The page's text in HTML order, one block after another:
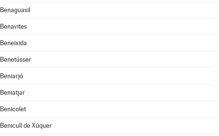
Benaguasil
Benavites
Beneixida
Benetússer
Beniarjó
Beniatjar
Benicolet
Benicull de Xúquer